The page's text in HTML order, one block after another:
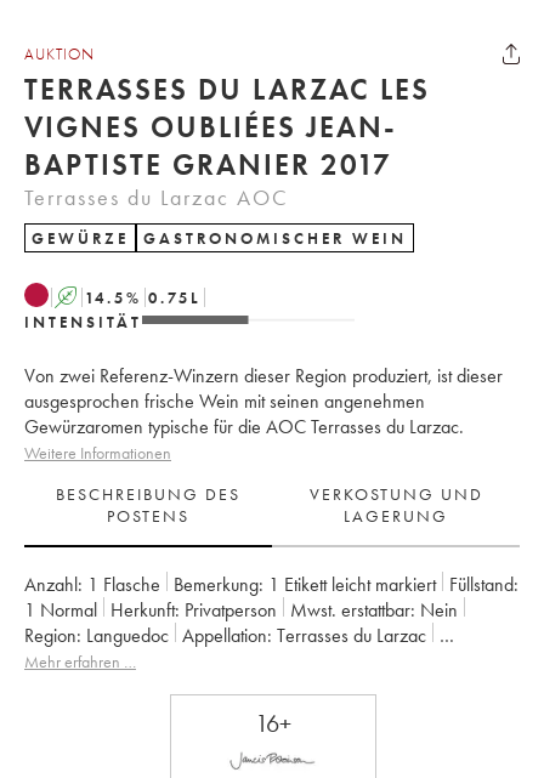
AUKTION
TERRASSES DU LARZAC LES
VIGNES OUBLIÉES JEAN-
BAPTISTE GRANIER 2017
Terrasses du Larzac AOC
GEWÜRZE GASTRONOMISCHER WEIN
A 14.5% 0.75 L
INTENSITÄT
Von zwei Referenz-Winzern dieser Region produziert, ist dieser
ausgesprochen frische Wein mit seinen angenehmen
Gewürzaromen typische für die AOC Terrasses du Larzac.
Weitere Informationen
BESCHREIBUNG DES
POSTENS
VERKOSTUNG UND
LAGERUNG
Anzahl: 1 Flasche Bemerkung: 1 Etikett leicht markiert Füllstand:
1 Normal Herkunft: privatperson Mwst. erstattbar:
nein
Region: Languedoc Appellation: Terrasses du Larzac
Eigentümer: Jean-Baptiste Granier
Mehr erfahren …
16+